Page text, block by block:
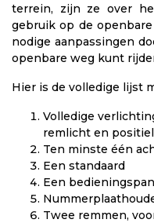
terrein, zijn ze over
gebruik op de
nodige aanpassingen
openbare weg kunt
Hier is de volledige lijst
Volledige
remlicht en
Ten minste één
Een standaard
Een
Twee remmen,